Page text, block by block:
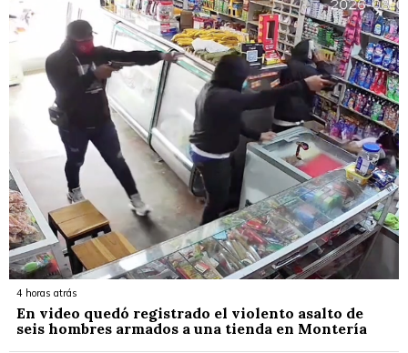
4 horas atrás
En video quedó registrado el violento asalto de
seis hombres armados a una tienda en Montería